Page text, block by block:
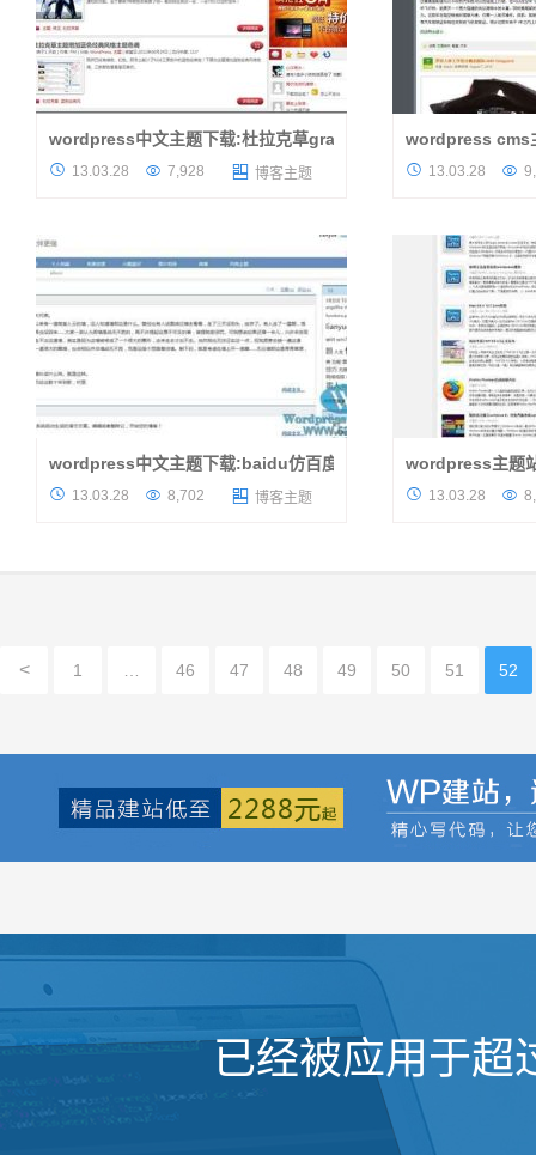
这是杜拉克草一款原创的绿色清爽
就是作者网站去发表你的建议。这款...
wordpress中文主题下载:杜拉克草grass主题
 13.03.28  7,928  博客主题
看到这款
主题做个介绍，原
wordpress cms
 13.03.28 
发布一款十分简洁的wordpress中文主
wordpress中文主题下载:baidu仿百度广告主题
 13.03.28  8,702  博客主题
wordpress主题
wordpress主题
 13.03.28 
< 1 46 47 48 49 50 51 52
已经被应用于超